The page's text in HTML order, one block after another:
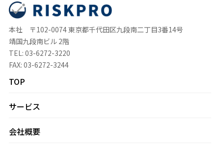
本社 〒102-0074 東京都千代田区九段南二丁目3番14号
靖国九段南ビル 2階
TEL: 03-6272-3220
FAX: 03-6272-3244
TOP
サービス
会社概要